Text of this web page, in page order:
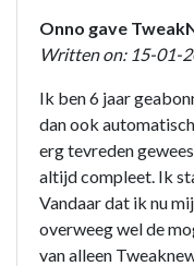
Onno gave
Written on: 15-01-
Ik ben 6 jaar
dan ook
erg tevreden
altijd compleet. Ik
Vandaar dat ik nu
overweeg wel de
van alleen